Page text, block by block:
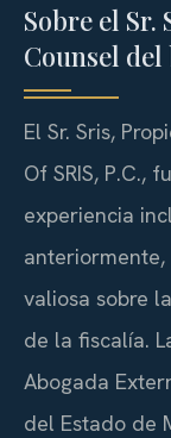
Sobre el Sr.
Counsel
El Sr. Sris,
Of SRIS, P.C.,
experiencia
valiosa sobre
de la fiscalía.
Abogada
del Estado de